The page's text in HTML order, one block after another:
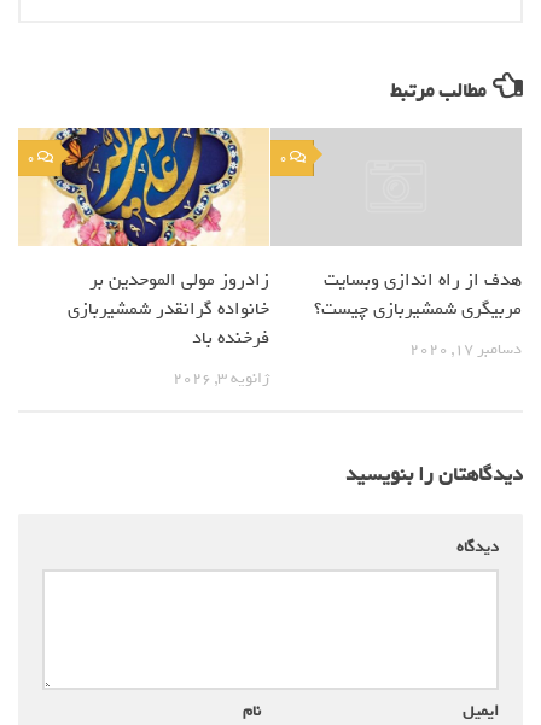
مطالب مرتبط
0
هدف از راه اندازی وبسایت
مربیگری شمشیربازی چیست؟
دسامبر 17, 2020
0
زادروز مولی الموحدین بر
خانواده گرانقدر شمشیربازی
فرخنده باد
ژانویه 3, 2026
دیدگاهتان را بنویسید
دیدگاه
نام ایمیل